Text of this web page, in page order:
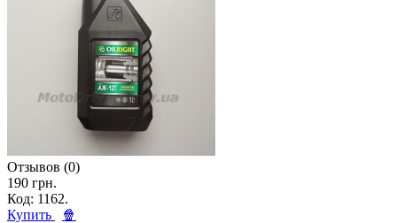
Отзывов (0)
190 грн.
Код: 1162.
Купить
🍿